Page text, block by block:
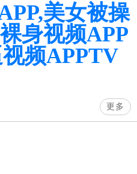
美女被操
身视频APP
频APPTV
更多